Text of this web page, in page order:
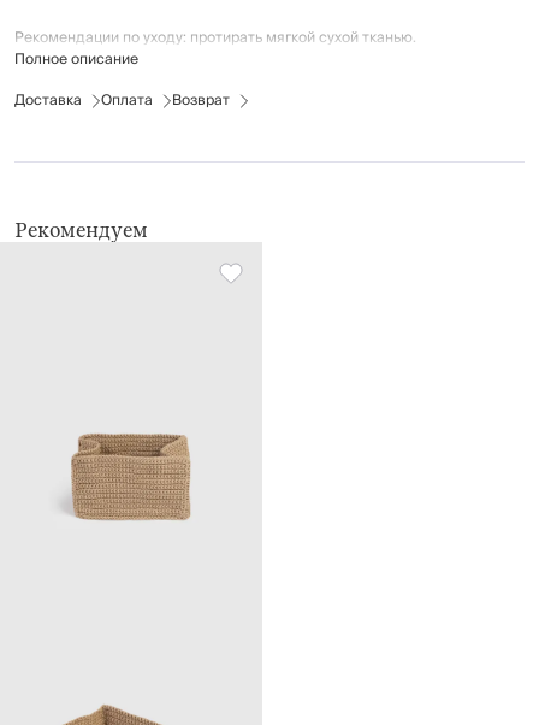
Рекомендации по уходу: протирать мягкой сухой тканью.
Полное описание
Доставка
Оплата Возврат
Рекомендуем